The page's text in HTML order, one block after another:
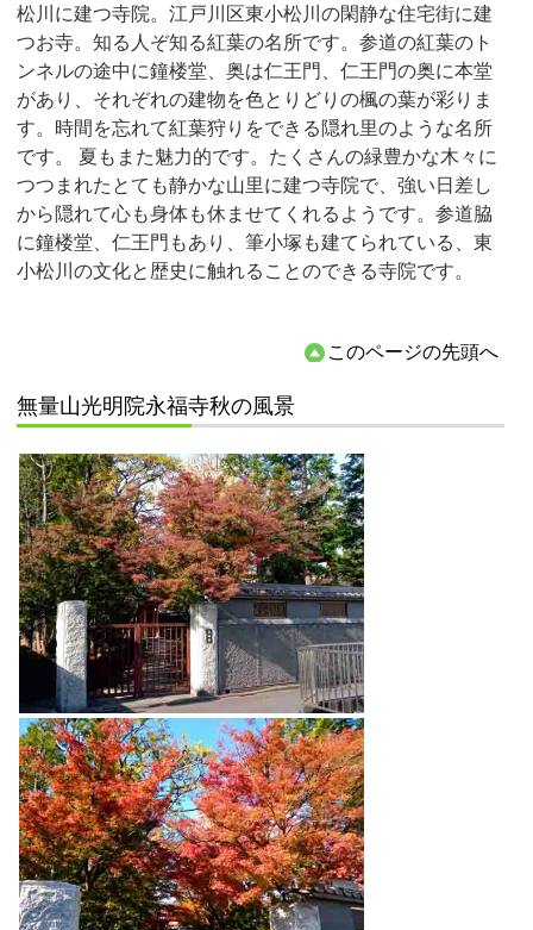
松川に建つ寺院。江戸川区東小松川の閑静な住宅街に建
つお寺。知る人ぞ知る紅葉の名所です。参道の紅葉のト
ンネルの途中に鐘楼堂、奥は仁王門、仁王門の奥に本堂
があり、それぞれの建物を色とりどりの楓の葉が彩りま
す。時間を忘れて紅葉狩りをできる隠れ里のような名所
です。 夏もまた魅力的です。たくさんの緑豊かな木々に
つつまれたとても静かな山里に建つ寺院で、強い日差し
から隠れて心も身体も休ませてくれるようです。参道脇
に鐘楼堂、仁王門もあり、筆小塚も建てられている、東
小松川の文化と歴史に触れることのできる寺院です。
このページの先頭へ
無量山光明院永福寺秋の風景